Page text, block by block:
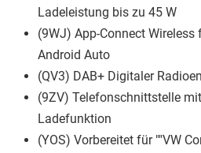
Ladeleistung bis zu 45 W
(9WJ) App-Connect Wireless
Android Auto
(QV3) DAB+ Digitaler
(9ZV) Telefonschnittstelle
Ladefunktion
(YOS) Vorbereitet für ""VW